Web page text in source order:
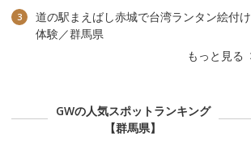
3
道の駅まえばし赤城で台湾ランタン絵付け
体験／群馬県
もっと見る
GWの人気スポットランキング
【群馬県】